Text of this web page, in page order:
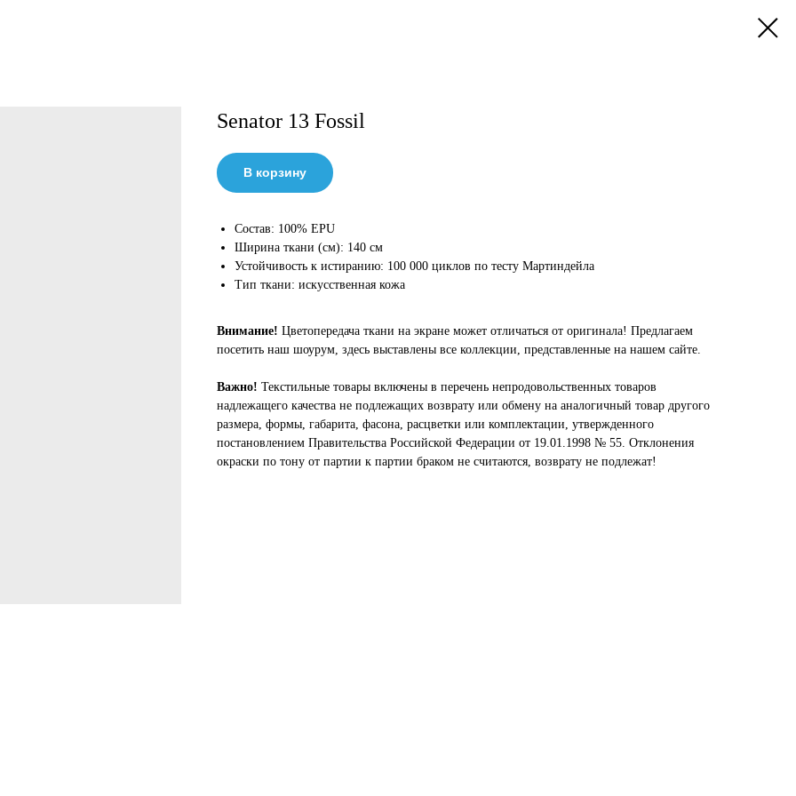
Senator 13 Fossil
В корзину
Состав: 100% EPU
Ширина ткани (см): 140 см
Устойчивость к истиранию: 100 000 циклов по тесту Мартиндейла
Тип ткани: искусственная кожа
Внимание! Цветопередача ткани на экране может отличаться от оригинала! Предлагаем
посетить наш шоурум, здесь выставлены все коллекции, представленные на нашем сайте.
Важно! Текстильные товары включены в перечень непродовольственных товаров
надлежащего качества не подлежащих возврату или обмену на аналогичный товар другого
размера, формы, габарита, фасона, расцветки или комплектации, утвержденного
постановлением Правительства Российской Федерации от 19.01.1998 № 55. Отклонения
окраски по тону от партии к партии браком не считаются, возврату не подлежат!